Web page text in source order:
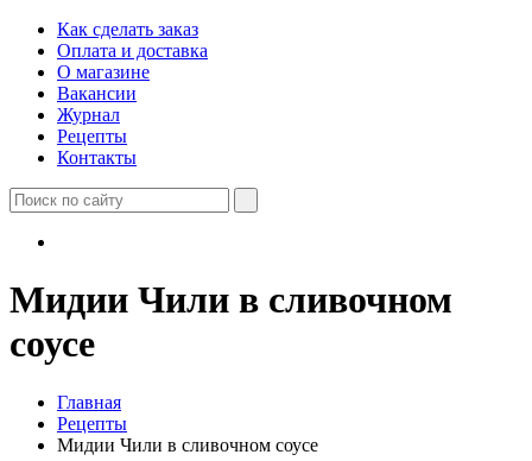
Как сделать заказ
Оплата и доставка
О магазине
Вакансии
Журнал
Рецепты
Контакты
Мидии Чили в сливочном
соусе
Главная
Рецепты
Мидии Чили в сливочном соусе